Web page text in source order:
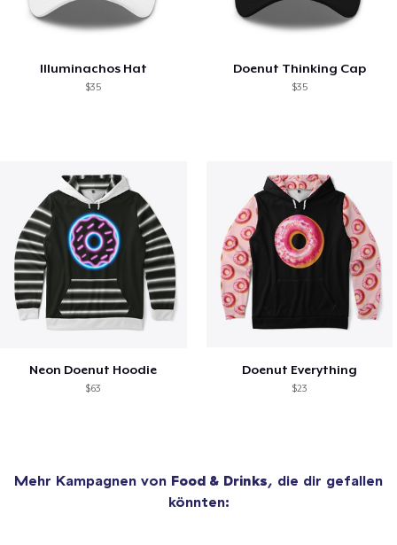
Illuminachos Hat
$35
Doenut Thinking Cap
$35
Neon Doenut Hoodie
$63
Doenut Everything
$23
Mehr Kampagnen von Food & Drinks, die dir gefallen
könnten: